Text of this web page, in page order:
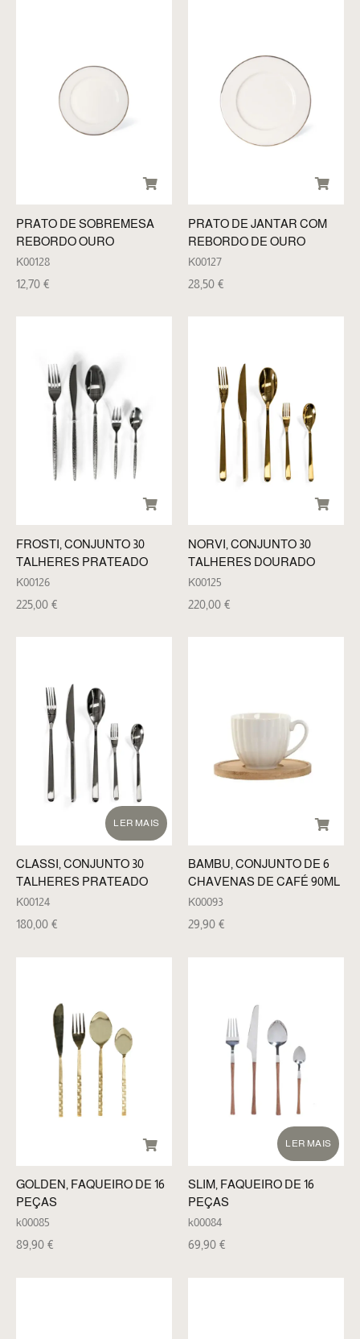
PRATO DE SOBREMESA
REBORDO OURO
K00128
12,70 €
PRATO DE JANTAR COM
REBORDO DE OURO
K00127
28,50 €
FROSTI, CONJUNTO 30
TALHERES PRATEADO
K00126
225,00 €
NORVI, CONJUNTO 30
TALHERES DOURADO
K00125
220,00 €
LER MAIS
CLASSI, CONJUNTO 30
TALHERES PRATEADO
K00124
180,00 €
BAMBU, CONJUNTO DE 6
CHAVENAS DE CAFÉ 90ML
K00093
29,90 €
GOLDEN, FAQUEIRO DE 16
PEÇAS
k00085
89,90 €
LER MAIS
SLIM, FAQUEIRO DE 16
PEÇAS
k00084
69,90 €